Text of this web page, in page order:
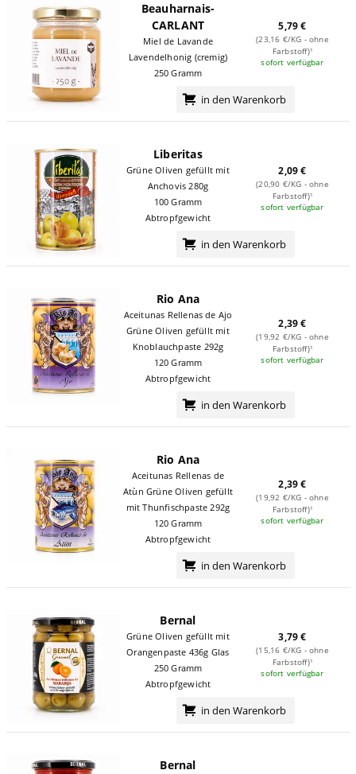
Beauharnais-
CARLANT
Miel de Lavande
Lavendelhonig (cremig)
250 Gramm
5,79 €
(23,16 €/KG - ohne
Farbstoff)¹
sofort verfügbar
in den Warenkorb
Liberitas
Grüne Oliven gefüllt mit
Anchovis 280g
100 Gramm
Abtropfgewicht
2,09 €
(20,90 €/KG - ohne
Farbstoff)¹
sofort verfügbar
in den Warenkorb
Rio Ana
Aceitunas Rellenas de Ajo
Grüne Oliven gefüllt mit
Knoblauchpaste 292g
120 Gramm
Abtropfgewicht
2,39 €
(19,92 €/KG - ohne
Farbstoff)¹
sofort verfügbar
in den Warenkorb
Rio Ana
Aceitunas Rellenas de
Atùn Grüne Oliven gefüllt
mit Thunfischpaste 292g
120 Gramm
Abtropfgewicht
2,39 €
(19,92 €/KG - ohne
Farbstoff)¹
sofort verfügbar
in den Warenkorb
Bernal
Grüne Oliven gefüllt mit
Orangenpaste 436g Glas
250 Gramm
Abtropfgewicht
3,79 €
(15,16 €/KG - ohne
Farbstoff)¹
sofort verfügbar
in den Warenkorb
Bernal